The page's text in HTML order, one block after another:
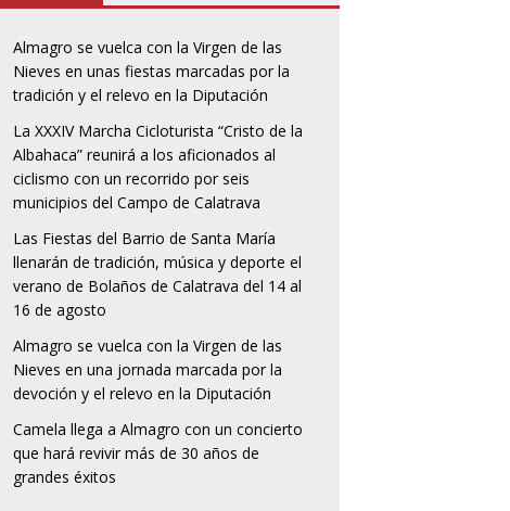
Almagro se vuelca con la Virgen de las
Nieves en unas fiestas marcadas por la
tradición y el relevo en la Diputación
La XXXIV Marcha Cicloturista “Cristo de la
Albahaca” reunirá a los aficionados al
ciclismo con un recorrido por seis
municipios del Campo de Calatrava
Las Fiestas del Barrio de Santa María
llenarán de tradición, música y deporte el
verano de Bolaños de Calatrava del 14 al
16 de agosto
Almagro se vuelca con la Virgen de las
Nieves en una jornada marcada por la
devoción y el relevo en la Diputación
Camela llega a Almagro con un concierto
que hará revivir más de 30 años de
grandes éxitos